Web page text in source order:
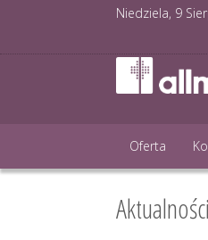
Niedziela, 9
Oferta
Aktualności